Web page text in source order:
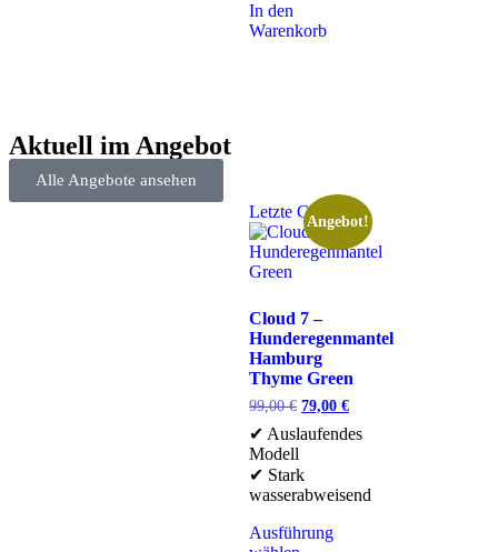
In den
Warenkorb
Aktuell im Angebot
Alle Angebote ansehen
Letzte Chance
Angebot!
Cloud 7 –
Hunderegenmantel
Hamburg
Thyme Green
99,00€ 79,00 €
✔ Auslaufendes
Modell
✔ Stark
wasserabweisend
Ausführung